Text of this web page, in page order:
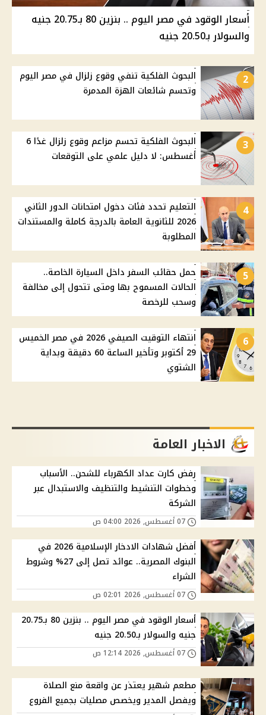
أسعار الوقود في مصر اليوم .. بنزين 80 بـ20.75 جنيه
والسولار بـ20.50 جنيه
2
البحوث الفلكية تنفي وقوع زلزال في مصر اليوم
وتحسم شائعات الهزة المدمرة
3
البحوث الفلكية تحسم مزاعم وقوع زلزال غدًا 6
أغسطس: لا دليل علمي على التوقعات
4
التعليم تحدد فئات دخول امتحانات الدور الثاني
2026 للثانوية العامة بالدرجة كاملة والمستندات
المطلوبة
5
حمل حقائب السفر داخل السيارة الخاصة..
الحالات المسموح بها ومتى تتحول إلى مخالفة
وسحب للرخصة
6
انتهاء التوقيت الصيفي 2026 في مصر الخميس
29 أكتوبر وتأخير الساعة 60 دقيقة وبداية
الشتوي
الاخبار العامة
رفض كارت عداد الكهرباء للشحن.. الأسباب
وخطوات التنشيط والتنظيف والاستبدال عبر
الشركة
أفضل شهادات الادخار الإسلامية 2026 في
البنوك المصرية.. عوائد تصل إلى 27% وشروط
الشراء
أسعار الوقود في مصر اليوم .. بنزين 80 بـ20.75
جنيه والسولار بـ20.50 جنيه
مطعم شهير يعتذر عن واقعة منع الصلاة
ويفصل المدير ويخصص مصليات بجميع الفروع